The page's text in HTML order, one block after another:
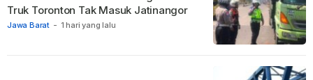
Jawa Barat - 1 hari yang lalu
Truk Toronton Tak Masuk Jatinangor